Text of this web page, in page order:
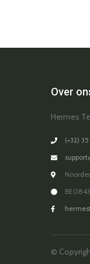
Over
Hermes
(+32)
©